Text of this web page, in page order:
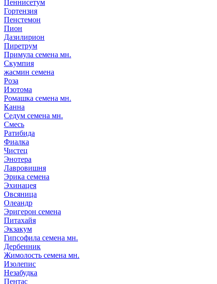
Пеннисетум
Гортензия
Пенстемон
Пион
Дазилирион
Пиретрум
Примула семена мн.
Скумпия
жасмин семена
Роза
Изотома
Ромашка семена мн.
Канна
Седум семена мн.
Смесь
Ратибида
Фиалка
Чистец
Энотера
Лавровишня
Эрика семена
Эхинацея
Овсяница
Олеандр
Эригерон семена
Питахайя
Экзакум
Гипсофила семена мн.
Дербенник
Жимолость семена мн.
Изолепис
Незабудка
Пентас